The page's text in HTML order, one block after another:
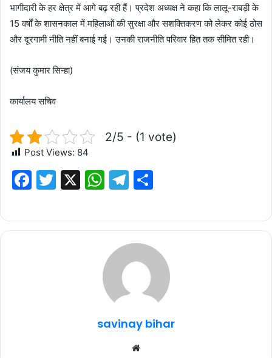
भागीदारी के हर क्षेत्र में आगे बढ़ रही हैं। प्रदेश अध्यक्ष ने कहा कि लालू-राबड़ी के
15 वर्षों के शासनकाल में महिलाओं की सुरक्षा और सशक्तिकरण को लेकर कोई ठोस
और दूरगामी नीति नहीं बनाई गई। उनकी राजनीति परिवार हित तक सीमित रही।
(संजय कुमार सिन्हा)
कार्यालय सचिव
2/5 - (1 vote)
Post Views: 84
F
c
e
T
it
te
X
W
at
s
A
p
T
e
g
ra
ar
e
savinay bihar